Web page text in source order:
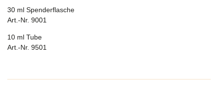
30 ml Spenderflasche
Art.-Nr. 9001
10 ml Tube
Art.-Nr. 9501